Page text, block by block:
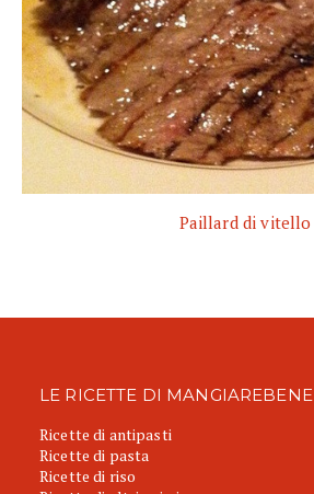
Paillard di vitello
LE RICETTE DI MANGIAREBENE
Ricette di antipasti
Ricette di pasta
Ricette di riso